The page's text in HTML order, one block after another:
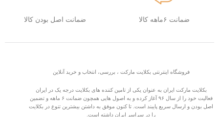
ضمانت ۶ماهه کالا ضمانت اصل بودن کالا
فروشگاه اینترنتی بکلایت مارکت ، بررسی، انتخاب و خرید آنلاین
بکلایت مارکت ایران به عنوان یکی از تامین کننده های بکلایت درجه یک در ایران
فعالیت خود را از سال ۹۶ آغاز کرده و به اصول هایی همچون ضمانت ۶ ماهه و تضمین
اصل بودن و ارسال سریع پایبند است. تا کنون موفق به داشتن بیشترین تنوع در بکلایت
را در سراسر ایران داشته است.